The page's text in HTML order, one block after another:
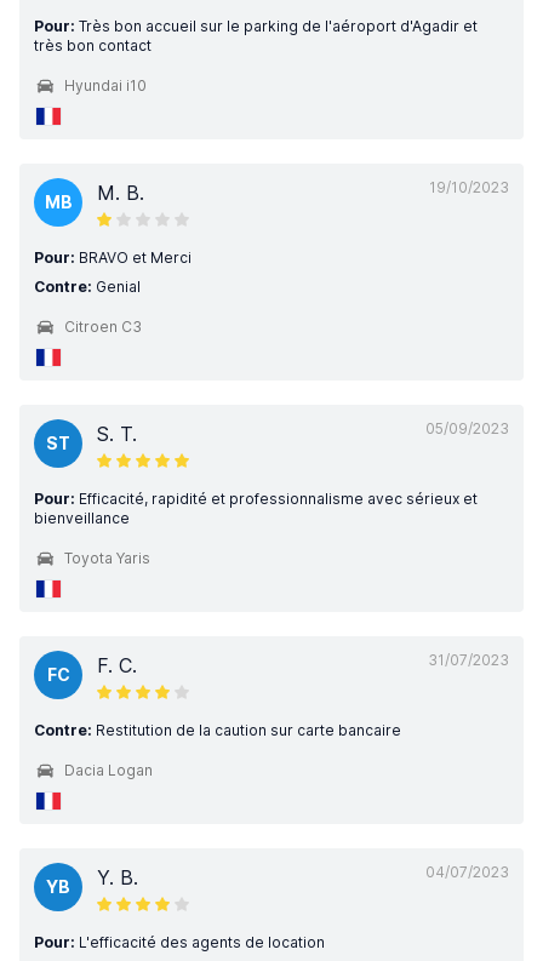
Pour: Très bon accueil sur le parking de l'aéroport d'Agadir et
très bon contact
Hyundai i10
19/10/2023
MB M. B.
Pour: BRAVO et Merci
Contre: Genial
Citroen C3
05/09/2023
ST S. T.
Pour: Efficacité, rapidité et professionnalisme avec sérieux et
bienveillance
Toyota Yaris
31/07/2023
FC F. C.
Contre: Restitution de la caution sur carte bancaire
Dacia Logan
04/07/2023
YB Y. B.
Pour: L'efficacité des agents de location